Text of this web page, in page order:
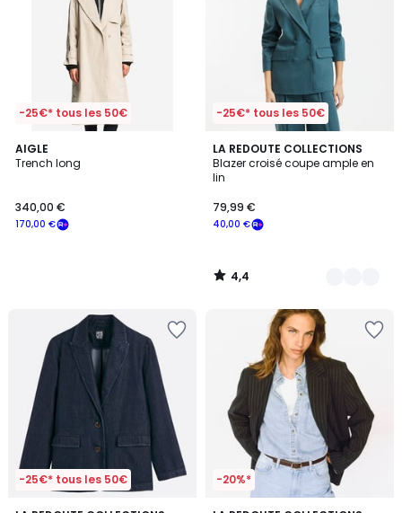
-25€* tous les 50€
AIGLE
Trench long
170,00 €
340,00 €
-25€* tous les 50€
LA REDOUTE COLLECTIONS
Blazer croisé coupe ample en
lin
40,00 €
79,99 €
4,4
/ 5
4
Couleurs
4,4
/
-25€* tous les 50€ -20%*